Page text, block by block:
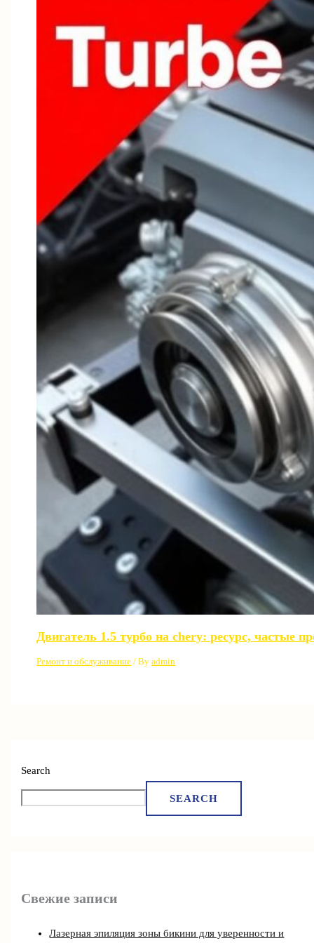
Search
SEARCH
Свежие записи
Лазерная эпиляция зоны бикини для уверенности и
Двигатель 1.5 турбо на chery: ресурс, частые
Ремонт и обслуживание / Byadmin